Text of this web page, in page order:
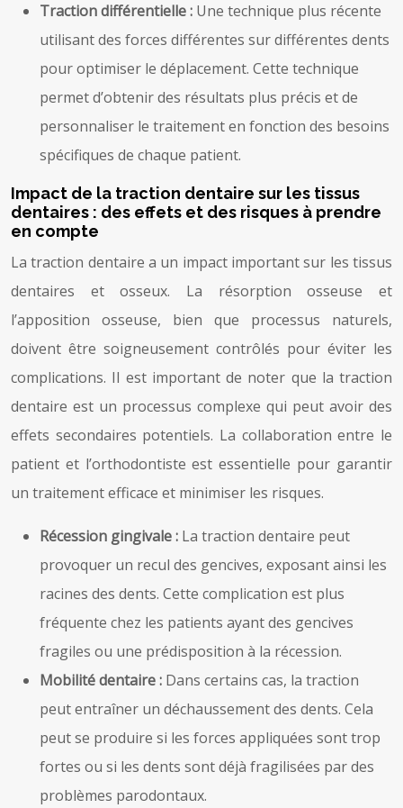
Traction différentielle : Une technique plus récente
utilisant des forces différentes sur différentes dents
pour optimiser le déplacement. Cette technique
permet d’obtenir des résultats plus précis et de
personnaliser le traitement en fonction des besoins
spécifiques de chaque patient.
Impact de la traction dentaire sur les tissus
dentaires : des effets et des risques à prendre
en compte
La traction dentaire a un impact important sur les tissus
dentaires et osseux. La résorption osseuse et
l’apposition osseuse, bien que processus naturels,
doivent être soigneusement contrôlés pour éviter les
complications. Il est important de noter que la traction
dentaire est un processus complexe qui peut avoir des
effets secondaires potentiels. La collaboration entre le
patient et l’orthodontiste est essentielle pour garantir
un traitement efficace et minimiser les risques.
Récession gingivale : La traction dentaire peut
provoquer un recul des gencives, exposant ainsi les
racines des dents. Cette complication est plus
fréquente chez les patients ayant des gencives
fragiles ou une prédisposition à la récession.
Mobilité dentaire : Dans certains cas, la traction
peut entraîner un déchaussement des dents. Cela
peut se produire si les forces appliquées sont trop
fortes ou si les dents sont déjà fragilisées par des
problèmes parodontaux.